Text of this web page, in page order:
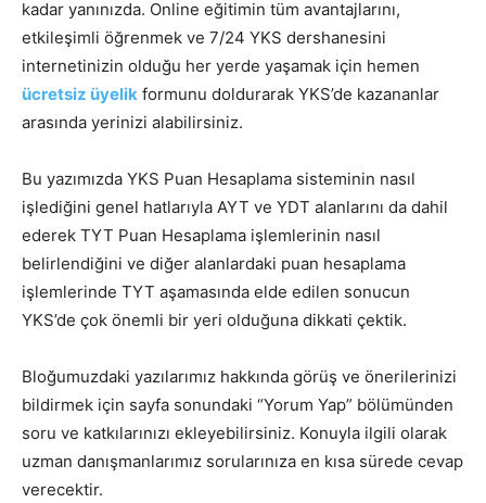
kadar yanınızda. Online eğitimin tüm avantajlarını,
etkileşimli öğrenmek ve 7/24 YKS dershanesini
internetinizin olduğu her yerde yaşamak için hemen
ücretsiz üyelik formunu doldurarak YKS’de kazananlar
arasında yerinizi alabilirsiniz.
Bu yazımızda YKS Puan Hesaplama sisteminin nasıl
işlediğini genel hatlarıyla AYT ve YDT alanlarını da dahil
ederek TYT Puan Hesaplama işlemlerinin nasıl
belirlendiğini ve diğer alanlardaki puan hesaplama
işlemlerinde TYT aşamasında elde edilen sonucun
YKS’de çok önemli bir yeri olduğuna dikkati çektik.
Bloğumuzdaki yazılarımız hakkında görüş ve önerilerinizi
bildirmek için sayfa sonundaki “Yorum Yap” bölümünden
soru ve katkılarınızı ekleyebilirsiniz. Konuyla ilgili olarak
uzman danışmanlarımız sorularınıza en kısa sürede cevap
verecektir.